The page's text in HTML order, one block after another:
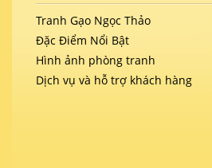
Tranh Gạo Ngọc Thảo
Đặc Điểm Nổi Bật
Hình ảnh phòng tranh
Dịch vụ và hỗ trợ khách hàng